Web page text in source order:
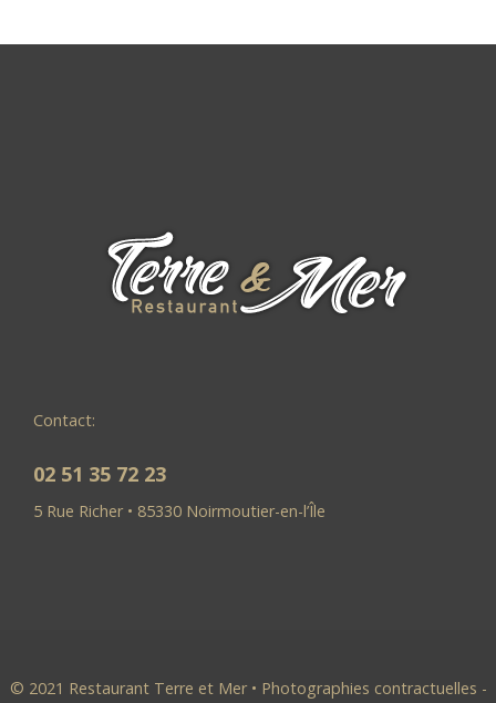
Contact:
02 51 35 72 23
5 Rue Richer • 85330 Noirmoutier-en-l’Île
© 2021 Restaurant Terre et Mer • Photographies contractuelles -